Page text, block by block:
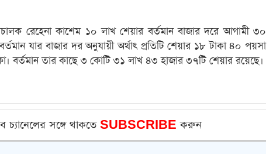
রেহেনা কাশেম ১০ লাখ শেয়ার বর্তমান বাজার দরে আগামী ৩০
বর্তমান যার বাজার দর অনুযায়ী অর্থাৎ প্রতিটি শেয়ার ১৮ টাকা ৪০ পয়সা
বর্তমান তার কাছে ৩ কোটি ৩১ লাখ ৪৩ হাজার ৩৭টি শেয়ার রয়েছে।
সঙ্গে থাকতে SUBSCRIBEকরুন